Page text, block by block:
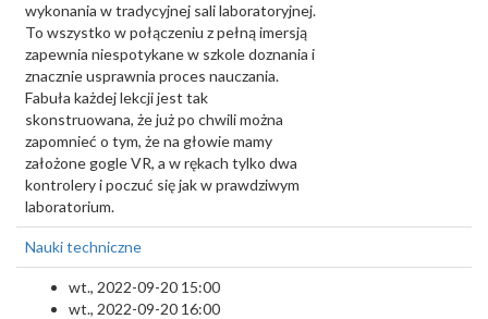
wykonania w tradycyjnej sali laboratoryjnej.
To wszystko w połączeniu z pełną imersją
zapewnia niespotykane w szkole doznania i
znacznie usprawnia proces nauczania.
Fabuła każdej lekcji jest tak
skonstruowana, że już po chwili można
zapomnieć o tym, że na głowie mamy
założone gogle VR, a w rękach tylko dwa
kontrolery i poczuć się jak w prawdziwym
laboratorium.
Nauki techniczne
wt., 2022-09-20 15:00
wt., 2022-09-20 16:00